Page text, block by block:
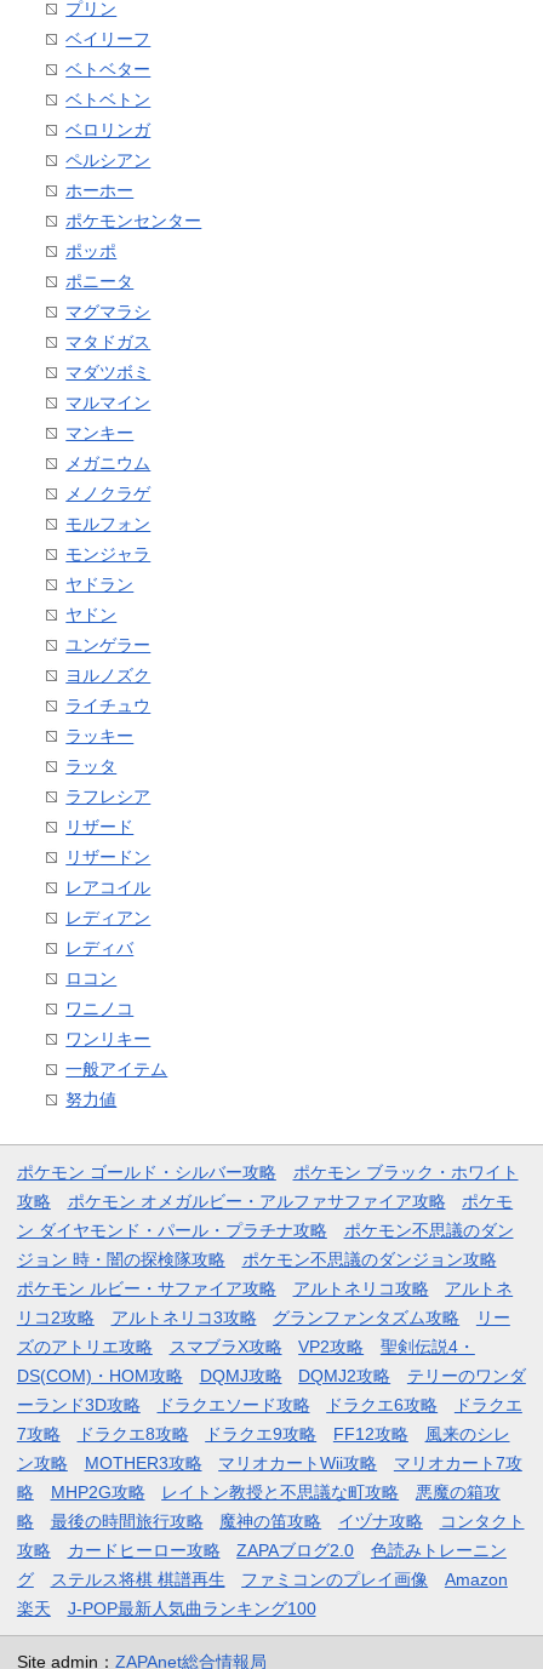
プリン
ベイリーフ
ベトベター
ベトベトン
ベロリンガ
ペルシアン
ホーホー
ポケモンセンター
ポッポ
ポニータ
マグマラシ
マタドガス
マダツボミ
マルマイン
マンキー
メガニウム
メノクラゲ
モルフォン
モンジャラ
ヤドラン
ヤドン
ユンゲラー
ヨルノズク
ライチュウ
ラッキー
ラッタ
ラフレシア
リザード
リザードン
レアコイル
レディアン
レディバ
ロコン
ワニノコ
ワンリキー
一般アイテム
努力値
ポケモン ゴールド・シルバー攻略
ポケモン ブラック・ホワイト
攻略
ポケモン オメガルビー・アルファサファイア攻略
ポケモ
ン ダイヤモンド・パール・プラチナ攻略
ポケモン不思議のダン
ジョン 時・闇の探検隊攻略
ポケモン不思議のダンジョン攻略
ポケモン ルビー・サファイア攻略
アルトネリコ攻略
アルトネ
リコ2攻略
アルトネリコ3攻略 グランファンタズム攻略
リー
ズのアトリエ攻略
スマブラX攻略 VP2攻略
聖剣伝説4・
DS(COM)・HOM攻略
DQMJ攻略 DQMJ2攻略
テリーのワンダ
ーランド3D攻略
ドラクエソード攻略 ドラクエ6攻略
ドラクエ
7攻略
ドラクエ8攻略 ドラクエ9攻略 FF12攻略
風来のシレ
ン攻略
MOTHER3攻略 マリオカートWii攻略
マリオカート7攻
略
MHP2G攻略 レイトン教授と不思議な町攻略
悪魔の箱攻
略
最後の時間旅行攻略 魔神の笛攻略 イヅナ攻略
コンタクト
攻略
カードヒーロー攻略 ZAPAブログ2.0
色読みトレーニン
グ
ステルス将棋 棋譜再生 ファミコンのプレイ画像
Amazon
楽天
J-POP最新人気曲ランキング100
Site admin： ZAPAnet総合情報局